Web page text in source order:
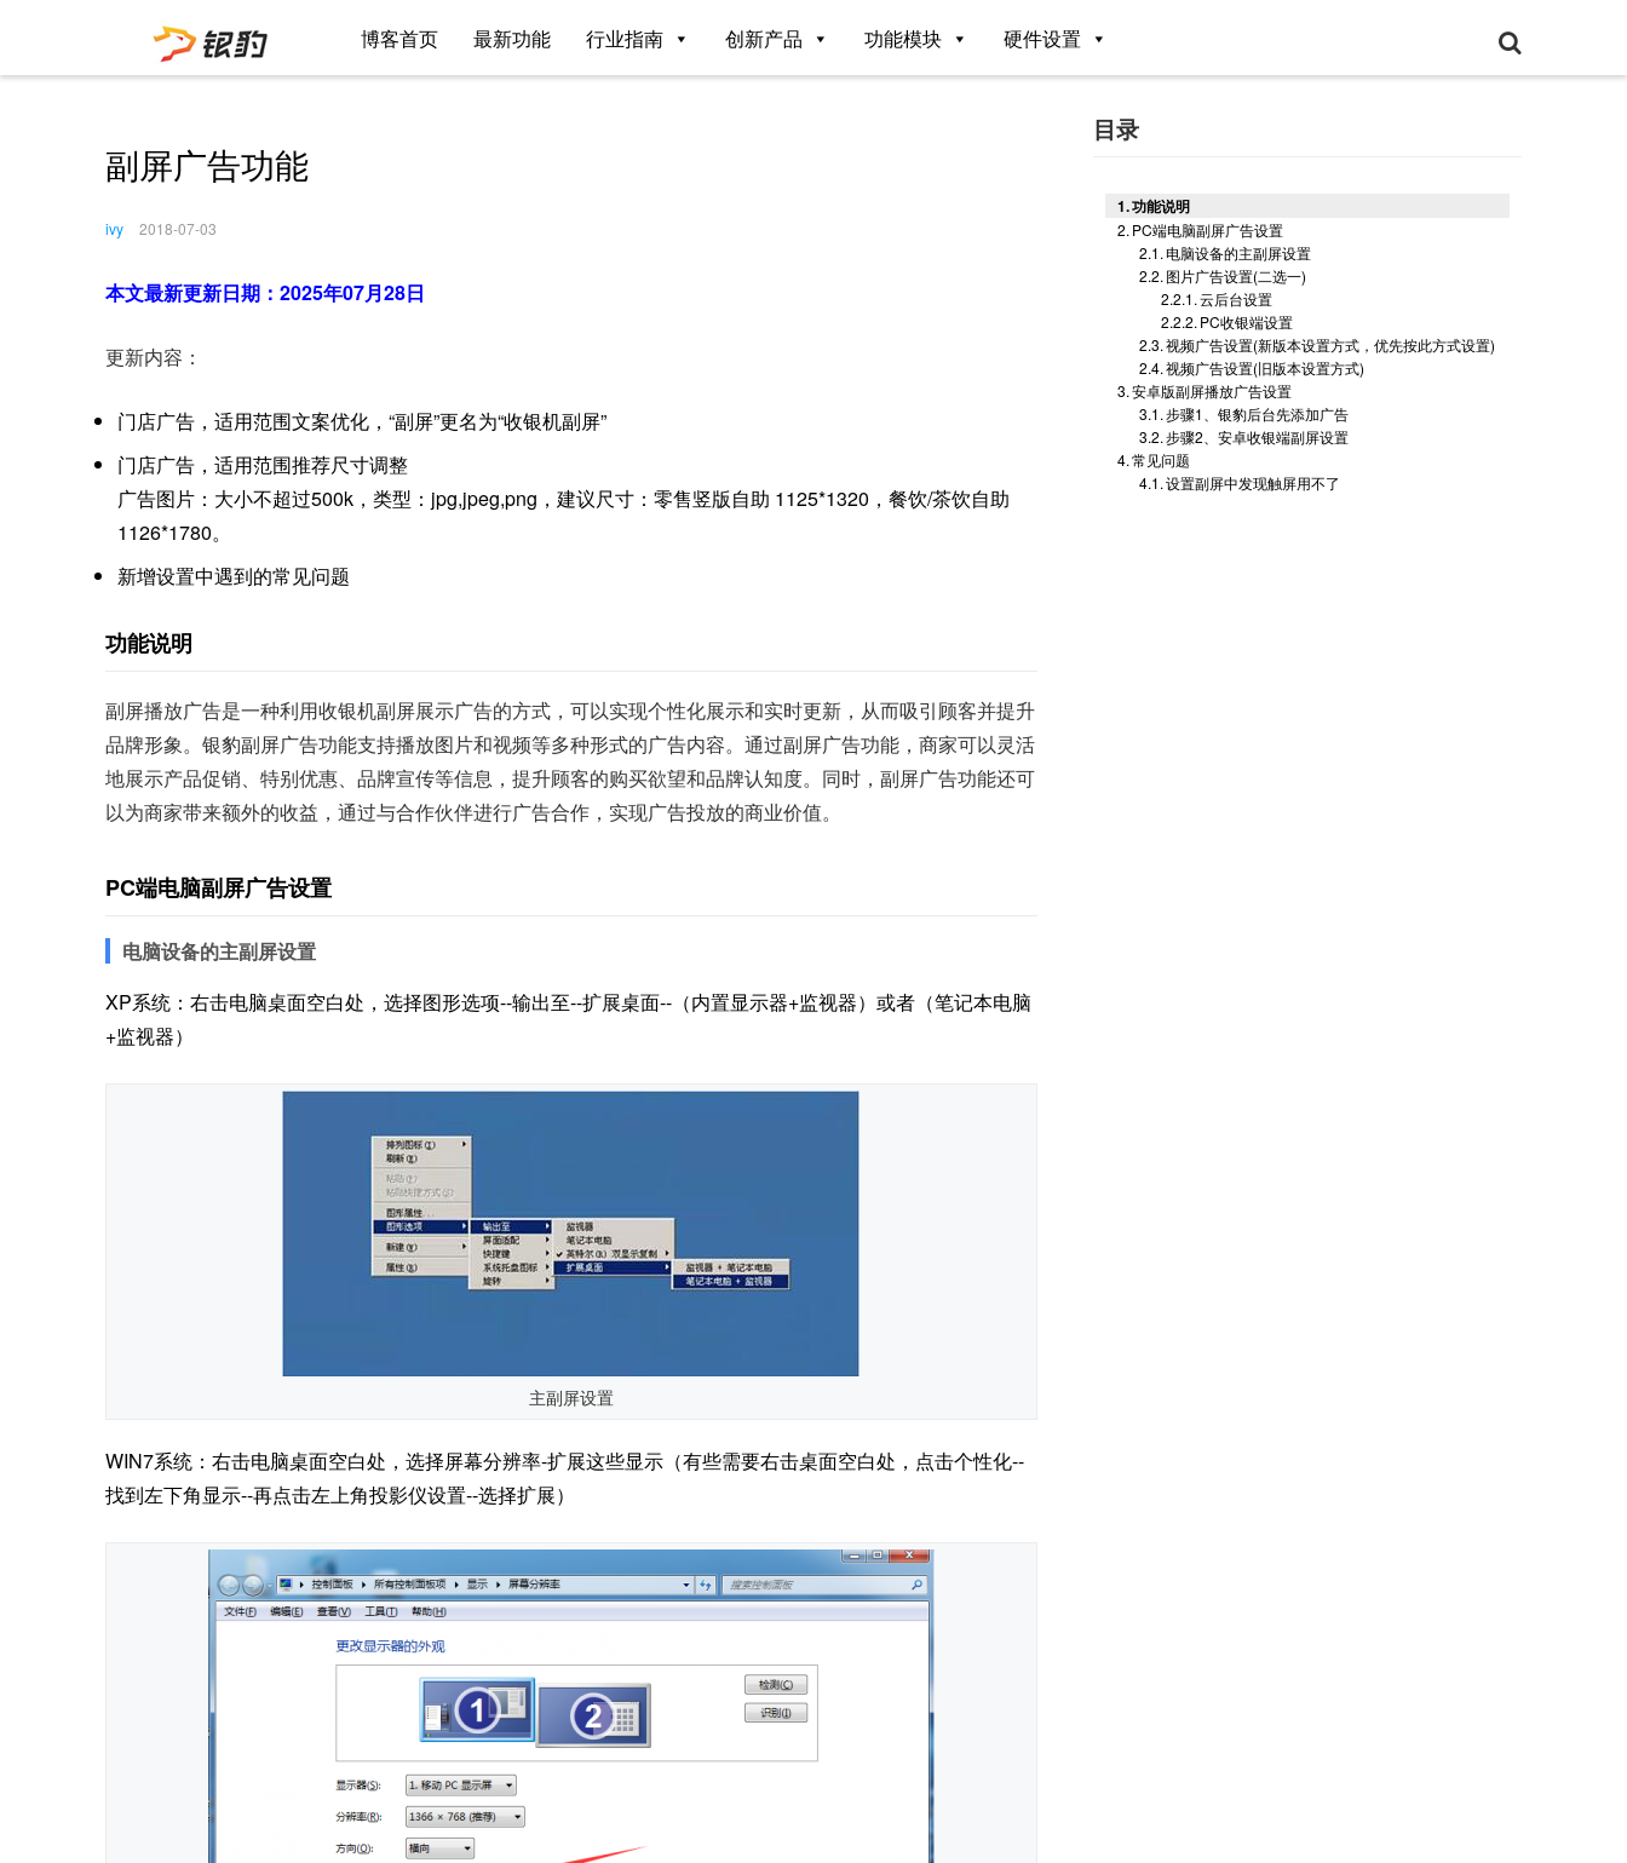
博客首页 最新功能 行业指南 创新产品 功能模块 硬件设置
副屏广告功能
ivy 2018-07-03
本文最新更新日期：2025年07月28日
更新内容：
门店广告，适用范围文案优化，“副屏”更名为“收银机副屏”
门店广告，适用范围推荐尺寸调整
广告图片：大小不超过500k，类型：jpg,jpeg,png，建议尺寸：零售竖版自助 1125*1320，餐饮/茶饮自助
1126*1780。
新增设置中遇到的常见问题
功能说明
副屏播放广告是一种利用收银机副屏展示广告的方式，可以实现个性化展示和实时更新，从而吸引顾客并提升
品牌形象。银豹副屏广告功能支持播放图片和视频等多种形式的广告内容。通过副屏广告功能，商家可以灵活
地展示产品促销、特别优惠、品牌宣传等信息，提升顾客的购买欲望和品牌认知度。同时，副屏广告功能还可
以为商家带来额外的收益，通过与合作伙伴进行广告合作，实现广告投放的商业价值。
PC端电脑副屏广告设置
电脑设备的主副屏设置
XP系统：右击电脑桌面空白处，选择图形选项--输出至--扩展桌面--（内置显示器+监视器）或者（笔记本电脑
+监视器）
主副屏设置
WIN7系统：右击电脑桌面空白处，选择屏幕分辨率-扩展这些显示（有些需要右击桌面空白处，点击个性化--
找到左下角显示--再点击左上角投影仪设置--选择扩展）
目录
功能说明
PC端电脑副屏广告设置
电脑设备的主副屏设置
图片广告设置(二选一)
云后台设置
PC收银端设置
视频广告设置(新版本设置方式，优先按此方式设置)
视频广告设置(旧版本设置方式)
安卓版副屏播放广告设置
步骤1、银豹后台先添加广告
步骤2、安卓收银端副屏设置
常见问题
设置副屏中发现触屏用不了